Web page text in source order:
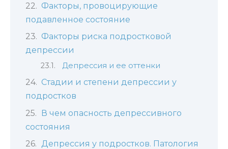
Факторы, провоцирующие
подавленное состояние
Факторы риска подростковой
депрессии
Депрессия и ее оттенки
Стадии и степени депрессии у
подростков
В чем опасность депрессивного
состояния
Депрессия у подростков. Патология